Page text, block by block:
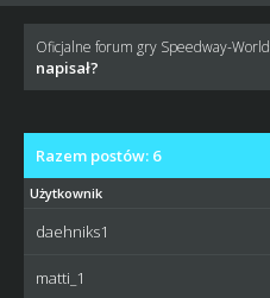
Oficjalne forum gry Speedway-World
napisał?
Razem postów: 6
Użytkownik
daehniks1
matti_1